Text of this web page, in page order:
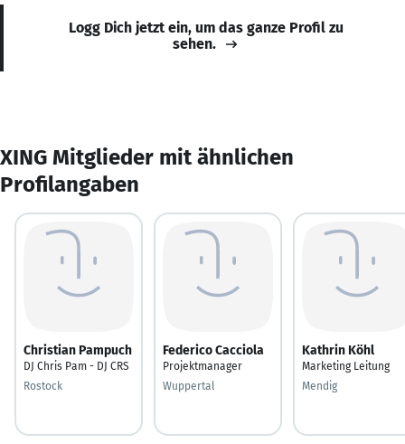
Logg Dich jetzt ein, um das ganze Profil zu
sehen.
XING Mitglieder mit ähnlichen
Profilangaben
Christian Pampuch
DJ Chris Pam - DJ CRS
Rostock
Federico Cacciola
Projektmanager
Wuppertal
Kathrin Köhl
Marketing Leitung
Mendig